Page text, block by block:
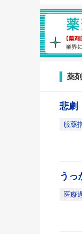
薬
悲劇
服薬
うっ
医療